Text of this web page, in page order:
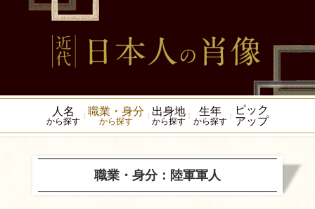
人名
から探す
職業・身分
から探す
出身地
から探す
生年
から探す
ピック
アップ
職業・身分：陸軍軍人